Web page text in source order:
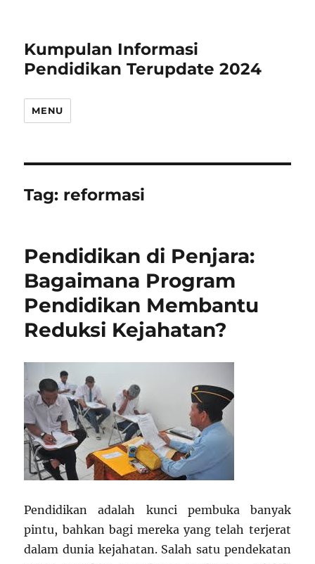
Kumpulan Informasi
Pendidikan Terupdate 2024
MENU
Tag: reformasi
Pendidikan di Penjara:
Bagaimana Program
Pendidikan Membantu
Reduksi Kejahatan?
Pendidikan adalah kunci pembuka banyak
pintu, bahkan bagi mereka yang telah terjerat
dalam dunia kejahatan. Salah satu pendekatan